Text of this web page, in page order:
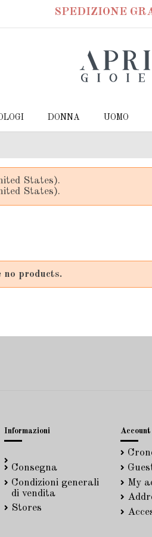
SPEDIZIONE
DONNA UOMO
States).
States).
no products.
Informazioni
Consegna
Condizioni generali
di vendita
Stores
Account
My